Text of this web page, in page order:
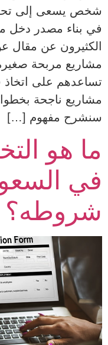
شخص يسعى إلى
في بناء مصدر دخل
الكثيرون عن مقال
مشاريع مربحة
تساعدهم على اتخاذ
مشاريع ناجحة
سنشرح مفهوم […]
ما هو
في
شروطه؟